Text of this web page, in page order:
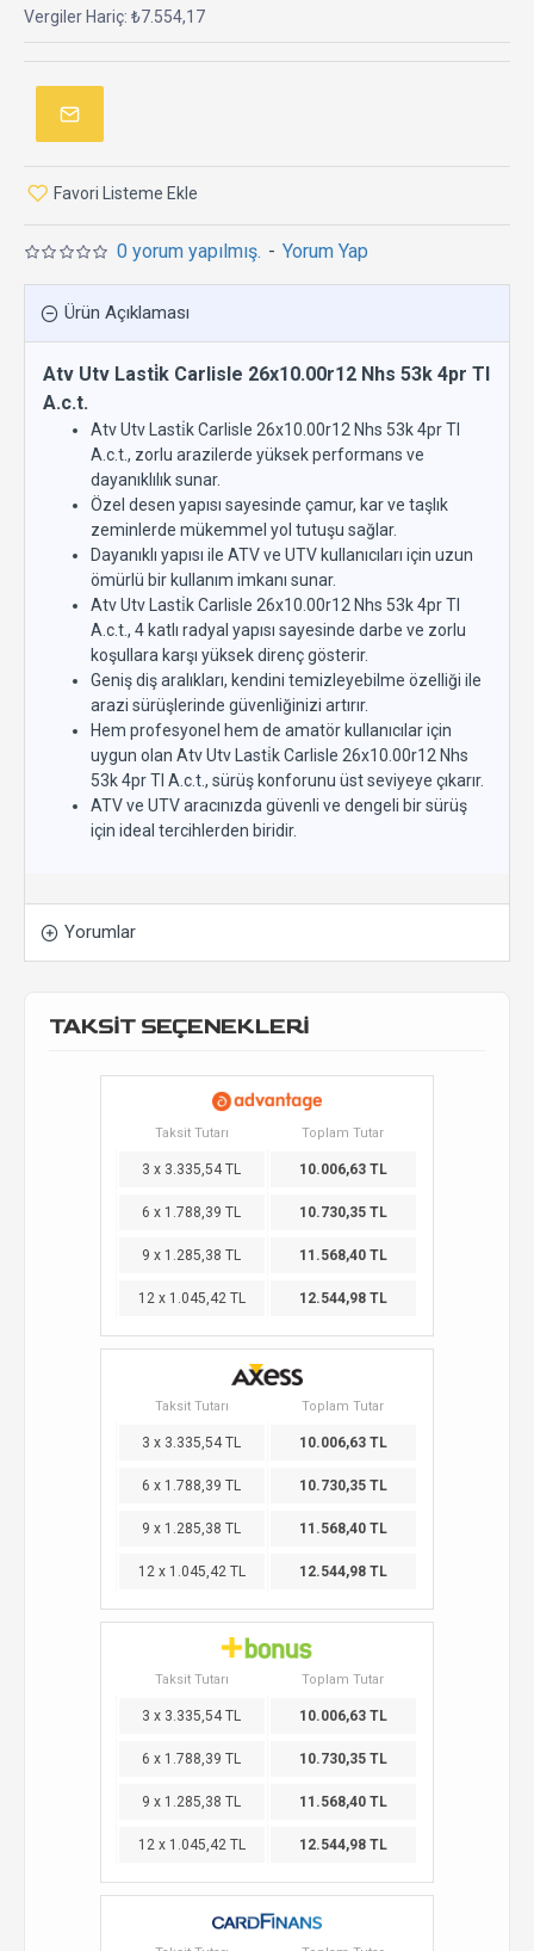
0 yorum yapılmış. - Yorum Yap
Vergiler Hariç: ₺7.554,17
Favori Listeme Ekle
Ürün Açıklaması
Atv Utv Lasti̇k Carlisle 26x10.00r12 Nhs 53k 4pr Tl
A.c.t.
Atv Utv Lasti̇k Carlisle 26x10.00r12 Nhs 53k 4pr Tl
A.c.t., zorlu arazilerde yüksek performans ve
dayanıklılık sunar.
Özel desen yapısı sayesinde çamur, kar ve taşlık
zeminlerde mükemmel yol tutuşu sağlar.
Dayanıklı yapısı ile ATV ve UTV kullanıcıları için uzun
ömürlü bir kullanım imkanı sunar.
Atv Utv Lasti̇k Carlisle 26x10.00r12 Nhs 53k 4pr Tl
A.c.t., 4 katlı radyal yapısı sayesinde darbe ve zorlu
koşullara karşı yüksek direnç gösterir.
Geniş diş aralıkları, kendini temizleyebilme özelliği ile
arazi sürüşlerinde güvenliğinizi artırır.
Hem profesyonel hem de amatör kullanıcılar için
uygun olan Atv Utv Lasti̇k Carlisle 26x10.00r12 Nhs
53k 4pr Tl A.c.t., sürüş konforunu üst seviyeye çıkarır.
ATV ve UTV aracınızda güvenli ve dengeli bir sürüş
için ideal tercihlerden biridir.
Yorumlar
TAKSİT SEÇENEKLERİ
Taksit Tutarı Toplam Tutar
3 x 3.335,54 TL 10.006,63 TL
6 x 1.788,39 TL 10.730,35 TL
9 x 1.285,38 TL 11.568,40 TL
12 x 1.045,42 TL 12.544,98 TL
Taksit Tutarı Toplam Tutar
3 x 3.335,54 TL 10.006,63 TL
6 x 1.788,39 TL 10.730,35 TL
9 x 1.285,38 TL 11.568,40 TL
12 x 1.045,42 TL 12.544,98 TL
Taksit Tutarı Toplam Tutar
3 x 3.335,54 TL 10.006,63 TL
6 x 1.788,39 TL 10.730,35 TL
9 x 1.285,38 TL 11.568,40 TL
12 x 1.045,42 TL 12.544,98 TL